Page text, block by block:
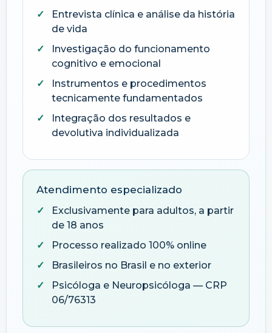
Entrevista clínica e análise da história
de vida
Investigação do funcionamento
cognitivo e emocional
Instrumentos e procedimentos
tecnicamente fundamentados
Integração dos resultados e
devolutiva individualizada
Atendimento especializado
Exclusivamente para adultos, a partir
de 18 anos
Processo realizado 100% online
Brasileiros no Brasil e no exterior
Psicóloga e Neuropsicóloga — CRP
06/76313